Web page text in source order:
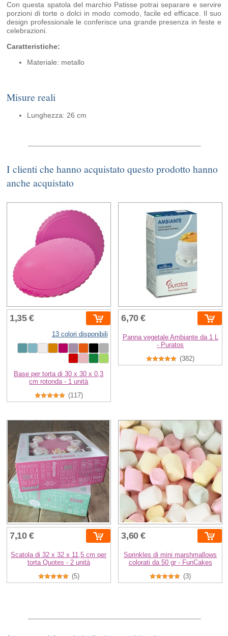
Con questa spatola del marchio Patisse potrai separare e servire
porzioni di torte o dolci in modo comodo, facile ed efficace. Il suo
design professionale le conferisce una grande presenza in feste e
celebrazioni.
Caratteristiche:
Materiale: metallo
Misure reali
Lunghezza: 26 cm
I clienti che hanno acquistato questo prodotto hanno
anche acquistato
1,35 €
13 colori disponibili
Base per torta di 30 x 30 x 0,3
cm rotonda - 1 unità
(117)
6,70 €
Panna vegetale Ambiante da 1 L
- Puratos
(382)
7,10 €
Scatola di 32 x 32 x 11,5 cm per
torta Quotes - 2 unità
(5)
3,60 €
Sprinkles di mini marshmallows
colorati da 50 gr - FunCakes
(3)